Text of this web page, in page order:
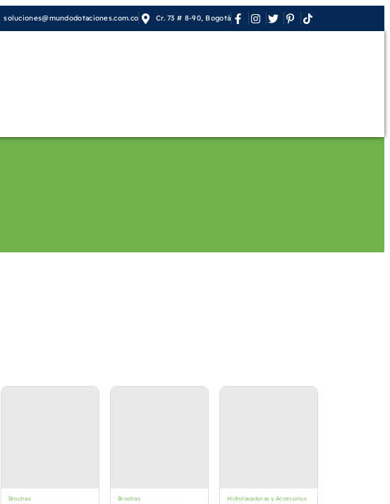
soluciones@mundodotaciones.com.co Cr. 73 # 8-90, Bogotá
Brochas Brochas Hidrolavadoras y Accesorios